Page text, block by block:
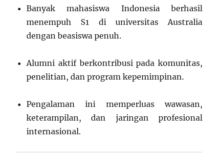
Banyak mahasiswa Indonesia berhasil
menempuh S1 di universitas Australia
dengan beasiswa penuh.
Alumni aktif berkontribusi pada komunitas,
penelitian, dan program kepemimpinan.
Pengalaman ini memperluas wawasan,
keterampilan, dan jaringan profesional
internasional.